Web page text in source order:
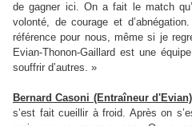
de gagner ici. On a fait le match
volonté, de courage et
référence pour nous, même si je
Evian-Thonon-Gaillard est une
souffrir d’autres. »
Bernard Casoni (Entraîneur d'Evian)
s’est fait cueillir à froid. Après on